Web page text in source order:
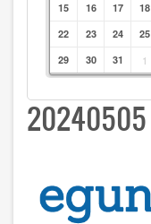
15
16 17 18
22
23 24 25
29
30 31 1
20240505